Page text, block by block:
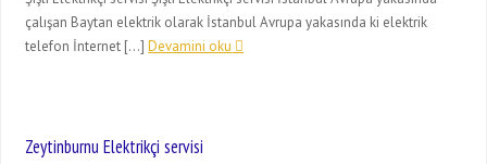
çalışan Baytan elektrik olarak İstanbul Avrupa yakasında ki elektrik
telefon İnternet […]Devamini oku
Zeytinburnu Elektrikçi servisi